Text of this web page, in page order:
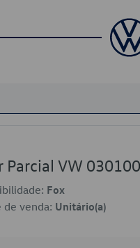
Parcial VW
Fox
de venda: Unitário(a)